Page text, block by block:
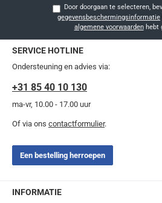
gegevensbeschermingsinformatie
algemene voorwaardenhebt
SERVICE HOTLINE
Ondersteuning en advies via:
+31 85 40 10 130
ma-vr, 10.00 - 17.00 uur
Of via ons contactformulier.
Een bestelling herroepen
INFORMATIE